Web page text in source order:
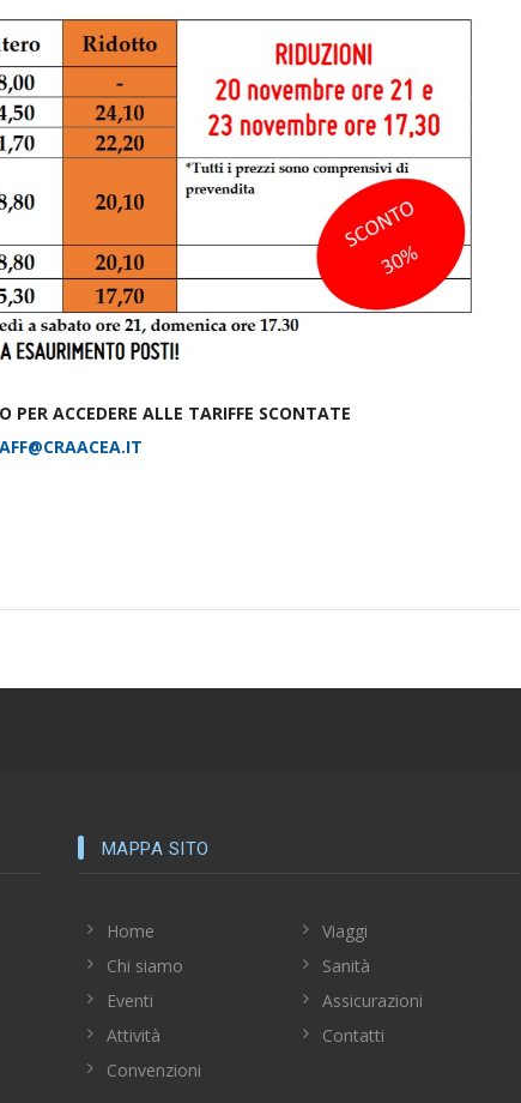
PER ACCEDERE ALLE TARIFFE SCONTATE
MAPPA SITO
Home
Chi siamo
Eventi
Attività
Convenzioni
Viaggi
Sanità
Assicurazioni
Contatti